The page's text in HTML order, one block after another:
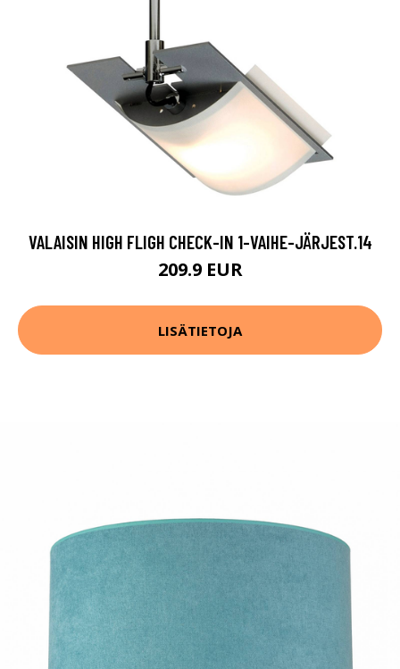
VALAISIN HIGH FLIGH CHECK-IN 1-VAIHE-JÄRJEST.14
209.9 EUR
LISÄTIETOJA